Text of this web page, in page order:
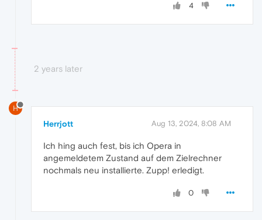
4
2 years later
H
Herrjott Aug 13, 2024, 8:08 AM
Ich hing auch fest, bis ich Opera in
angemeldetem Zustand auf dem Zielrechner
nochmals neu installierte. Zupp! erledigt.
0